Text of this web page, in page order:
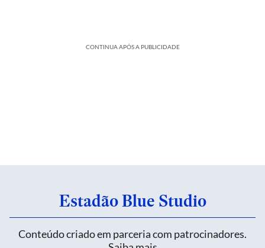
CONTINUA APÓS A PUBLICIDADE
Estadão Blue Studio
Conteúdo criado em parceria com patrocinadores.